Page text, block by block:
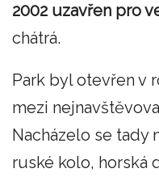
2002 uzavřen pro
chátrá.
Park byl otevřen v
mezi
Nacházelo se tady
ruské kolo, horská